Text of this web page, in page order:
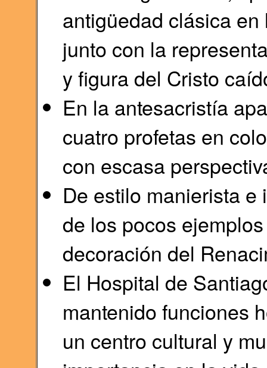
antigüedad clásica
junto con la
y figura del Cristo
En la antesacristía
cuatro profetas en
con escasa
De estilo manierista
de los pocos
decoración del
El Hospital de
mantenido funciones
un centro cultural y